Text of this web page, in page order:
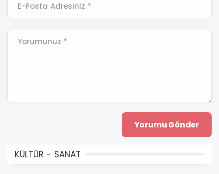
E-Posta Adresiniz *
Yorumunuz *
KÜLTÜR - SANAT